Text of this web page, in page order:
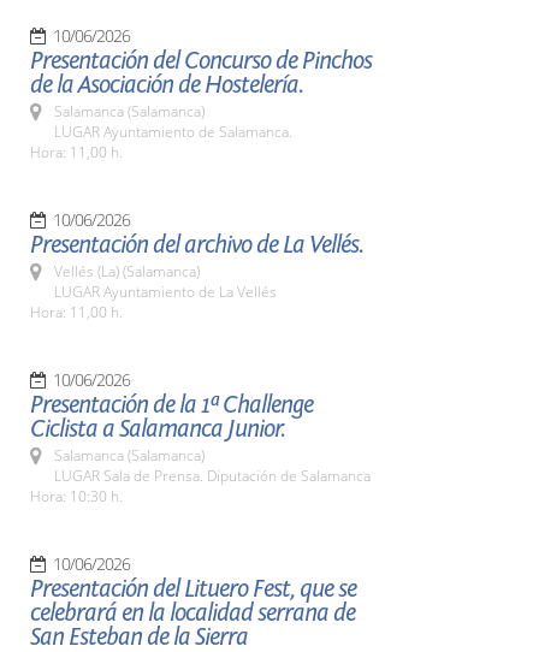
10/06/2026
Presentación del Concurso de Pinchos
de la Asociación de Hostelería.
Salamanca (Salamanca)
LUGAR Ayuntamiento de Salamanca.
Hora: 11,00 h.
10/06/2026
Presentación del archivo de La Vellés.
Vellés (La) (Salamanca)
LUGAR Ayuntamiento de La Vellés
Hora: 11,00 h.
10/06/2026
Presentación de la 1ª Challenge
Ciclista a Salamanca Junior.
Salamanca (Salamanca)
LUGAR Sala de Prensa. Diputación de Salamanca
Hora: 10:30 h.
10/06/2026
Presentación del Lituero Fest, que se
celebrará en la localidad serrana de
San Esteban de la Sierra